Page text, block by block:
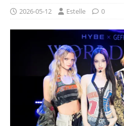
2026-05-12 Estelle 0